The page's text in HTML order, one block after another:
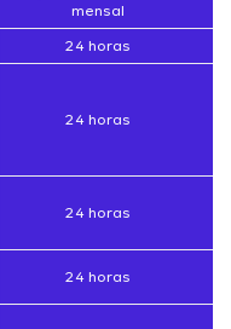
mensal
24 horas
24 horas
24 horas
24 horas